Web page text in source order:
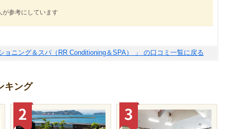
が参考にしています
ョニング＆スパ（RR Conditioning＆SPA） 」 の口コミ一覧に戻る
キング